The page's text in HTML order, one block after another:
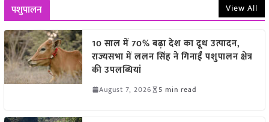
पशुपालन View All
10 साल में 70% बढ़ा देश का दूध उत्पादन,
राज्यसभा में ललन सिंह ने गिनाईं पशुपालन क्षेत्र
की उपलब्धियां
August 7, 2026 5 min read